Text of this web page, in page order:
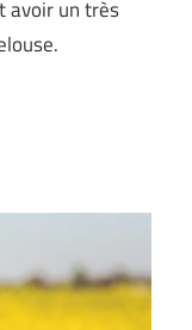
avoir un très